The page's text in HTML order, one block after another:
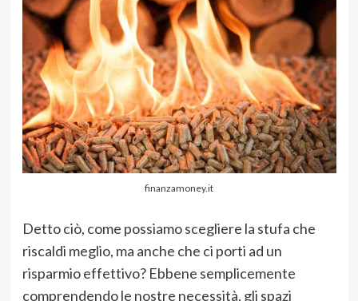
finanzamoney.it
Detto ciò, come possiamo scegliere la stufa che
riscaldi meglio, ma anche che ci porti ad un
risparmio effettivo? Ebbene semplicemente
comprendendo le nostre necessità, gli spazi